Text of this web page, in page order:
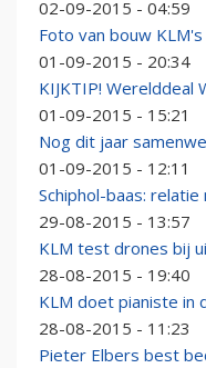
02-09-2015 - 04:59
Foto van bouw
01-09-2015 - 20:34
KIJKTIP! Werelddeal
01-09-2015 - 15:21
Nog dit jaar
01-09-2015 - 12:11
Schiphol-baas:
29-08-2015 - 13:57
KLM test drones bij
28-08-2015 - 19:40
KLM doet pianiste in
28-08-2015 - 11:23
Pieter Elbers best